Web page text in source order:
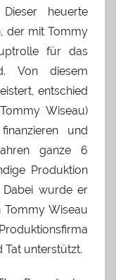
heuerte
der mit Tommy
für das
Von diesem
entschied
Wiseau)
und
ganze 6
Produktion
wurde er
Wiseau
Tat unterstützt.